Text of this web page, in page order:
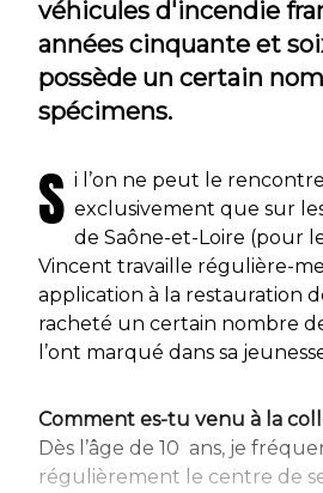
véhicules d'incendie
années cinquante et
possède un certain
spécimens.
S i l’on ne peut le
exclusivement que sur
de Saône-et-Loire (pour
Vincent travaille régulière-
application à la restauration
racheté un certain nombre
l’ont marqué dans sa
Comment es-tu venu à la
Dès l’âge de 10 ans, je
régulièrement le centre de